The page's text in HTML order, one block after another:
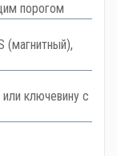
порогом
(магнитный),
ключевину с